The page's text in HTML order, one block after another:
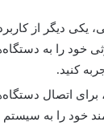
یکی دیگر از
خود را به
کنید.
برای اتصال
خود را به